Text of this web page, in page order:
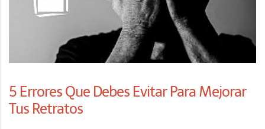
5 Errores Que Debes Evitar Para Mejorar
Tus Retratos